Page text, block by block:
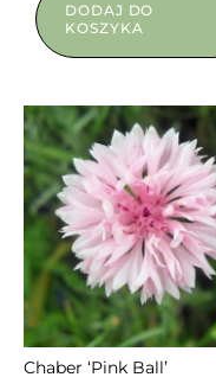
DODAJ DO
KOSZYKA
Chaber ‘Pink Ball’